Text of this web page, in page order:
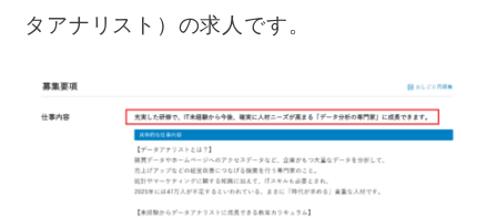
タアナリスト）の求人です。